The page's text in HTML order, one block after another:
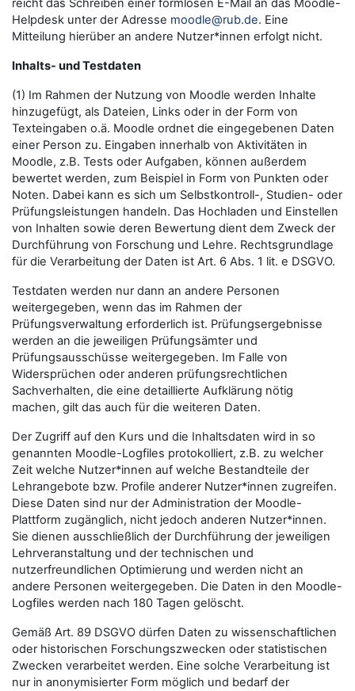
reicht das Schreiben einer formlosen E-Mail an das Moodle-
Helpdesk unter der Adresse moodle@rub.de. Eine
Mitteilung hierüber an andere Nutzer*innen erfolgt nicht.
Inhalts- und Testdaten
(1) Im Rahmen der Nutzung von Moodle werden Inhalte
hinzugefügt, als Dateien, Links oder in der Form von
Texteingaben o.ä. Moodle ordnet die eingegebenen Daten
einer Person zu. Eingaben innerhalb von Aktivitäten in
Moodle, z.B. Tests oder Aufgaben, können außerdem
bewertet werden, zum Beispiel in Form von Punkten oder
Noten. Dabei kann es sich um Selbstkontroll-, Studien- oder
Prüfungsleistungen handeln. Das Hochladen und Einstellen
von Inhalten sowie deren Bewertung dient dem Zweck der
Durchführung von Forschung und Lehre. Rechtsgrundlage
für die Verarbeitung der Daten ist Art. 6 Abs. 1 lit. e DSGVO.
Testdaten werden nur dann an andere Personen
weitergegeben, wenn das im Rahmen der
Prüfungsverwaltung erforderlich ist. Prüfungsergebnisse
werden an die jeweiligen Prüfungsämter und
Prüfungsausschüsse weitergegeben. Im Falle von
Widersprüchen oder anderen prüfungsrechtlichen
Sachverhalten, die eine detaillierte Aufklärung nötig
machen, gilt das auch für die weiteren Daten.
Der Zugriff auf den Kurs und die Inhaltsdaten wird in so
genannten Moodle-Logfiles protokolliert, z.B. zu welcher
Zeit welche Nutzer*innen auf welche Bestandteile der
Lehrangebote bzw. Profile anderer Nutzer*innen zugreifen.
Diese Daten sind nur der Administration der Moodle-
Plattform zugänglich, nicht jedoch anderen Nutzer*innen.
Sie dienen ausschließlich der Durchführung der jeweiligen
Lehrveranstaltung und der technischen und
nutzerfreundlichen Optimierung und werden nicht an
andere Personen weitergegeben. Die Daten in den Moodle-
Logfiles werden nach 180 Tagen gelöscht.
Gemäß Art. 89 DSGVO dürfen Daten zu wissenschaftlichen
oder historischen Forschungszwecken oder statistischen
Zwecken verarbeitet werden. Eine solche Verarbeitung ist
nur in anonymisierter Form möglich und bedarf der